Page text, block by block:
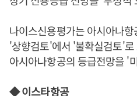
나이스신용평가는 아시아나
'상향검토'에서 '불확실검토'
아시아나항공의 등급전망을 '
◆ 이스타항공